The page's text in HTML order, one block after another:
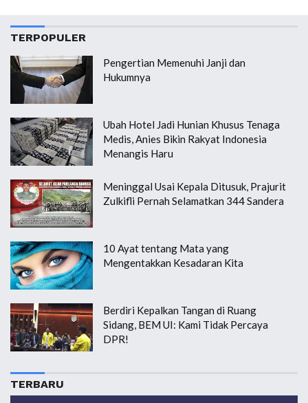
TERPOPULER
Pengertian Memenuhi Janji dan
Hukumnya
Ubah Hotel Jadi Hunian Khusus Tenaga
Medis, Anies Bikin Rakyat Indonesia
Menangis Haru
Meninggal Usai Kepala Ditusuk, Prajurit
Zulkifli Pernah Selamatkan 344 Sandera
10 Ayat tentang Mata yang
Mengentakkan Kesadaran Kita
Berdiri Kepalkan Tangan di Ruang
Sidang, BEM UI: Kami Tidak Percaya
DPR!
TERBARU